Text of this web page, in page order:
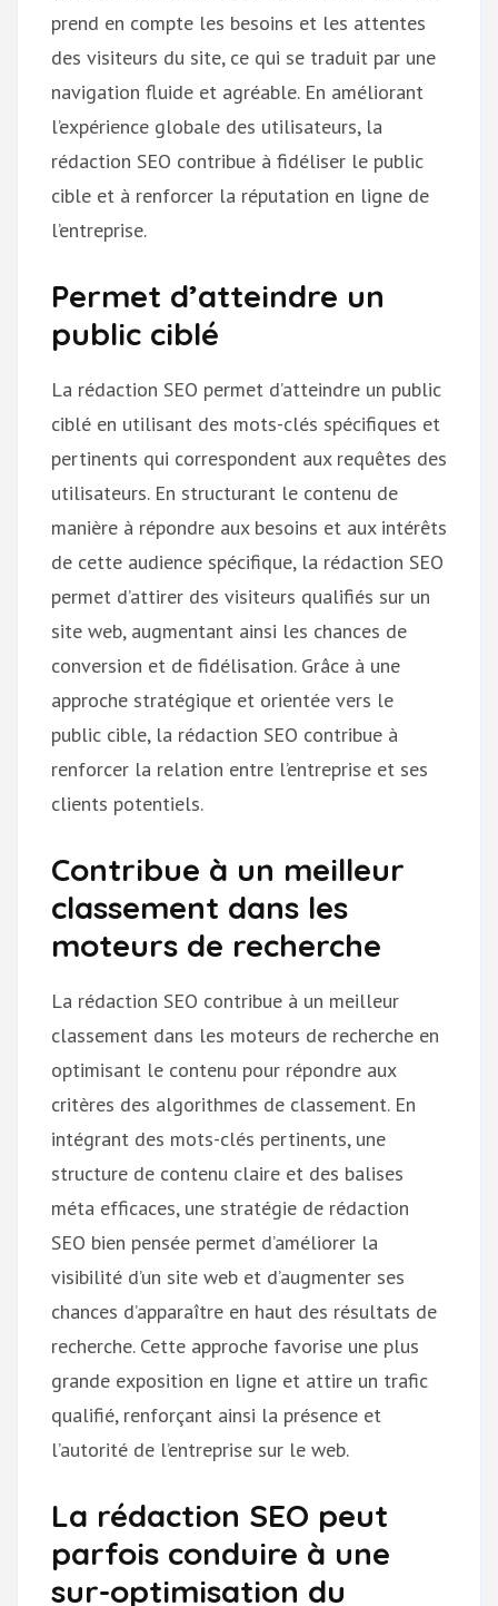
prend en compte les besoins et les attentes
des visiteurs du site, ce qui se traduit par une
navigation fluide et agréable. En améliorant
l’expérience globale des utilisateurs, la
rédaction SEO contribue à fidéliser le public
cible et à renforcer la réputation en ligne de
l’entreprise.
Permet d’atteindre un
public ciblé
La rédaction SEO permet d’atteindre un public
ciblé en utilisant des mots-clés spécifiques et
pertinents qui correspondent aux requêtes des
utilisateurs. En structurant le contenu de
manière à répondre aux besoins et aux intérêts
de cette audience spécifique, la rédaction SEO
permet d’attirer des visiteurs qualifiés sur un
site web, augmentant ainsi les chances de
conversion et de fidélisation. Grâce à une
approche stratégique et orientée vers le
public cible, la rédaction SEO contribue à
renforcer la relation entre l’entreprise et ses
clients potentiels.
Contribue à un meilleur
classement dans les
moteurs de recherche
La rédaction SEO contribue à un meilleur
classement dans les moteurs de recherche en
optimisant le contenu pour répondre aux
critères des algorithmes de classement. En
intégrant des mots-clés pertinents, une
structure de contenu claire et des balises
méta efficaces, une stratégie de rédaction
SEO bien pensée permet d’améliorer la
visibilité d’un site web et d’augmenter ses
chances d’apparaître en haut des résultats de
recherche. Cette approche favorise une plus
grande exposition en ligne et attire un trafic
qualifié, renforçant ainsi la présence et
l’autorité de l’entreprise sur le web.
La rédaction SEO peut
parfois conduire à une
sur-optimisation du